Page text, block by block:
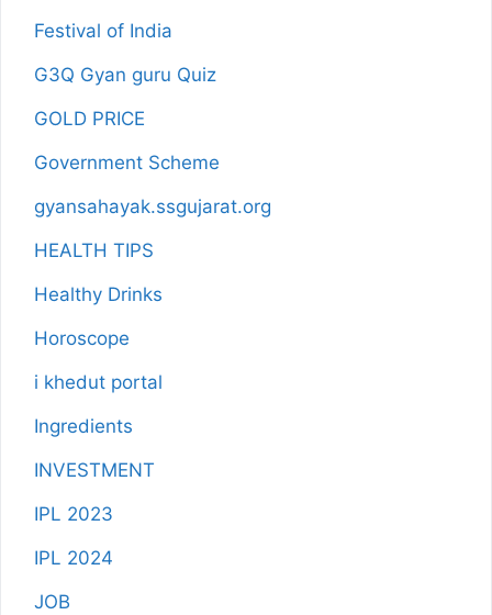
Festival of India
G3Q Gyan guru Quiz
GOLD PRICE
Government Scheme
gyansahayak.ssgujarat.org
HEALTH TIPS
Healthy Drinks
Horoscope
i khedut portal
Ingredients
INVESTMENT
IPL 2023
IPL 2024
JOB